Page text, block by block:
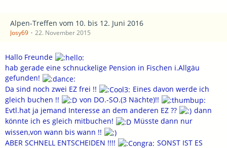
Alpen-Treffen vom 10. bis 12. Juni 2016
Josy69 22. November 2015
Hallo Freunde
hab gerade eine schnuckelige Pension in Fischen i.Allgäu
gefunden!
Da sind noch zwei EZ frei !!
Eines davon werde ich
gleich buchen !!
von DO.-SO.(3 Nächte)!!
Evtl.hat ja jemand Interesse an dem anderen EZ ??
dann
könnte ich es gleich mitbuchen!
Müsste dann nur
wissen,von wann bis wann !!
ABER SCHNELL ENTSCHEIDEN !!!!
SONST IST ES